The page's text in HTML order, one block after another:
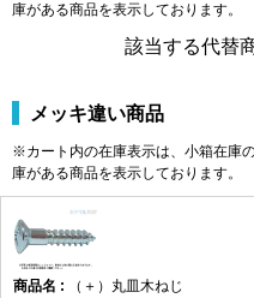
庫がある商品を表示しております。
該当する代替
メッキ違い商品
※カート内の在庫表示は、小箱在庫
庫がある商品を表示しております。
（＋）丸皿木ねじ